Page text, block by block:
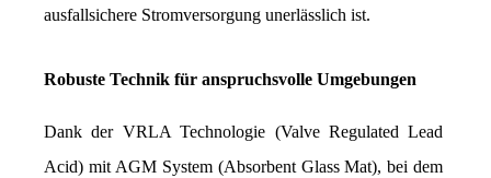
ausfallsichere Stromversorgung unerlässlich ist.
Robuste Technik für anspruchsvolle Umgebungen
Dank der VRLA Technologie (Valve Regulated Lead
Acid) mit AGM System (Absorbent Glass Mat), bei dem